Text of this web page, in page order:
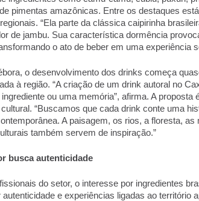
pimentas amazônicas. Entre os destaques
“Ela parte da clássica caipirinha
de jambu. Sua característica dormência
o ato de beber em uma experiência
o desenvolvimento dos drinks começa
à região. “A criação de um drink autoral no
ou uma memória”, afirma. A
“Buscamos que cada drink conte uma
A paisagem, os rios, a floresta,
também servem de inspiração.”
busca autenticidade
do setor, o interesse por ingredientes
autenticidade e experiências ligadas ao território